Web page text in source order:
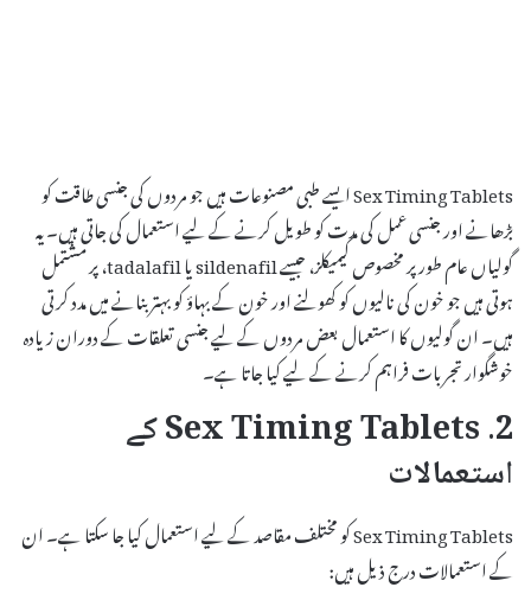
Sex Timing Tablets ایسے طبی مصنوعات ہیں جو مردوں کی جنسی طاقت کو
بڑھانے اور جنسی عمل کی مدت کو طویل کرنے کے لیے استعمال کی جاتی ہیں۔ یہ
گولیاں عام طور پر مخصوص کیمیکلز، جیسے sildenafil یا tadalafil، پر مشتمل
ہوتی ہیں جو خون کی نالیوں کو کھولنے اور خون کے بہاؤ کو بہتر بنانے میں مدد کرتی
ہیں۔ ان گولیوں کا استعمال بعض مردوں کے لیے جنسی تعلقات کے دوران زیادہ
خوشگوار تجربات فراہم کرنے کے لیے کیا جاتا ہے۔
2. Sex Timing Tablets کے
استعمالات
Sex Timing Tablets کو مختلف مقاصد کے لیے استعمال کیا جا سکتا ہے۔ ان
کے استعمالات درج ذیل ہیں: